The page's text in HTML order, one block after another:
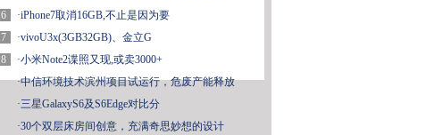
6
7
8
·iPhone7取消16GB,不止是因为要
·vivoU3x(3GB32GB)、金立G
·小米Note2谍照又现,或卖3000+
·中信环境技术滨州项目试运行，危废产能释放
·三星GalaxyS6及S6Edge对比分
·30个双层床房间创意，充满奇思妙想的设计